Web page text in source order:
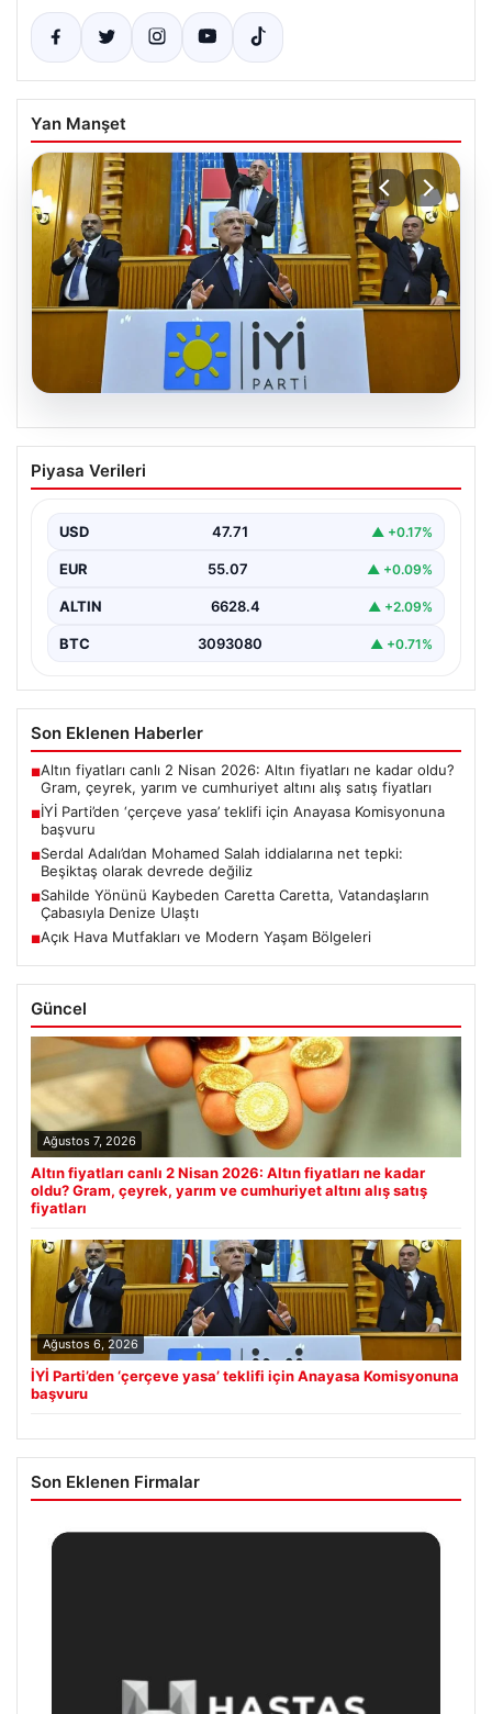
Yan Manşet
06.08.2026
İYİ Parti’den ‘çerçeve yasa’ teklifi için
Anayasa Komisyonuna başvuru
Piyasa Verileri
USD 47.71 ▲ +0.17%
EUR 55.07 ▲ +0.09%
ALTIN 6628.4 ▲ +2.09%
BTC 3093080 ▲ +0.71%
Son Eklenen Haberler
■Altın fiyatları canlı 2 Nisan 2026: Altın fiyatları ne kadar oldu?
Gram, çeyrek, yarım ve cumhuriyet altını alış satış fiyatları
■İYİ Parti’den ‘çerçeve yasa’ teklifi için Anayasa Komisyonuna
başvuru
■Serdal Adalı’dan Mohamed Salah iddialarına net tepki:
Beşiktaş olarak devrede değiliz
■Sahilde Yönünü Kaybeden Caretta Caretta, Vatandaşların
Çabasıyla Denize Ulaştı
■Açık Hava Mutfakları ve Modern Yaşam Bölgeleri
Güncel
Ağustos 7, 2026
Altın fiyatları canlı 2 Nisan 2026: Altın fiyatları ne kadar
oldu? Gram, çeyrek, yarım ve cumhuriyet altını alış satış
fiyatları
Ağustos 6, 2026
İYİ Parti’den ‘çerçeve yasa’ teklifi için Anayasa Komisyonuna
başvuru
Son Eklenen Firmalar